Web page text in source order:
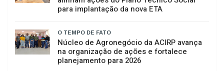
para implantação da nova ETA
O TEMPO DE FATO
Núcleo de Agronegócio da ACIRP avança
na organização de ações e fortalece
planejamento para 2026